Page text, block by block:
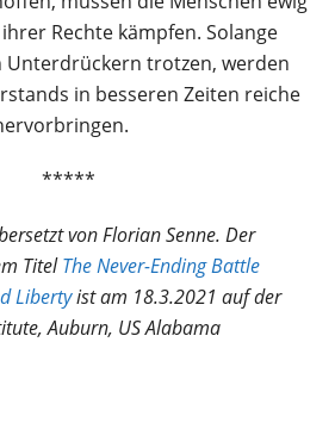
Rechte kämpfen. Solange
Unterdrückern trotzen, werden
in besseren Zeiten reiche
*****
von Florian Senne. Der
TitelThe Never-Ending Battle
Libertyist am 18.3.2021 auf der
Auburn, US Alabama